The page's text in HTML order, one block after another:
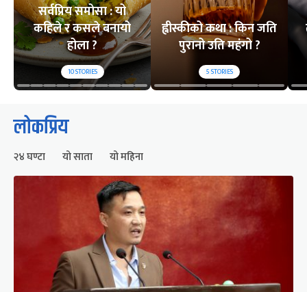
सर्वप्रिय समोसा : यो
कहिले र कसले बनायो
होला ?
10STORIES
ह्वीस्कीको कथा : किन जति
पुरानो उति महंगो ?
5STORIES
लोकप्रिय
२४ घण्टा यो साता यो महिना